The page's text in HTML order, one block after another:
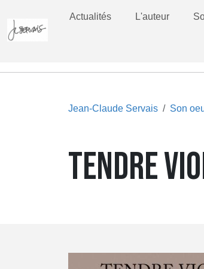
Actualités L'auteur
Jean-Claude Servais Son
TENDRE